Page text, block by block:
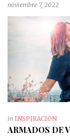
noviembre 7, 2022
in INSPIRACIÓN
ARMADOS DE